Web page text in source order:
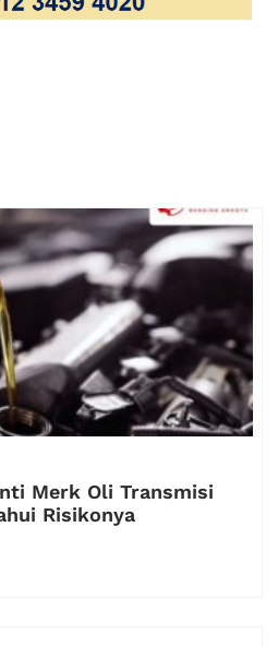
Merk Oli Transmisi
Risikonya